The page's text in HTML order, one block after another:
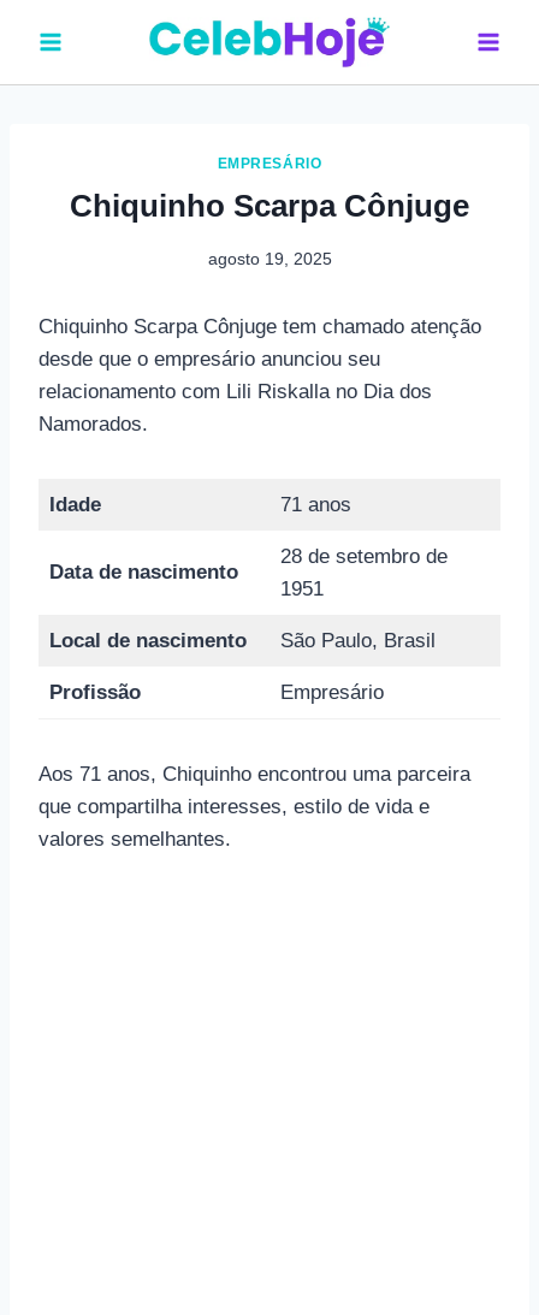
o
EMPRESÁRIO
Chiquinho Scarpa Cônjuge
agosto 19, 2025
Chiquinho Scarpa Cônjuge tem chamado atenção
desde que o empresário anunciou seu
relacionamento com Lili Riskalla no Dia dos
Namorados.
Idade 71 anos
Data de nascimento
28 de setembro de
1951
Local de nascimento São Paulo, Brasil
Profissão Empresário
Aos 71 anos, Chiquinho encontrou uma parceira
que compartilha interesses, estilo de vida e
valores semelhantes.